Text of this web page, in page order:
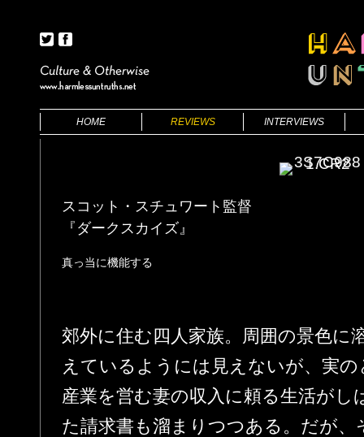
HOME REVIEWS INTERVIEWS
THEATRE
スコット・スチュワート監督
『ダークスカイズ』
真っ当に機能する
郊外に住む四人家族。周囲の景色に
えているようには見えないが、実
産業を営む妻の収入に頼る生活がし
た請求書も溜まりつつある。だが